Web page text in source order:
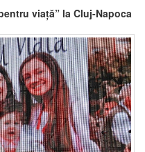
viață” la Cluj-Napoca